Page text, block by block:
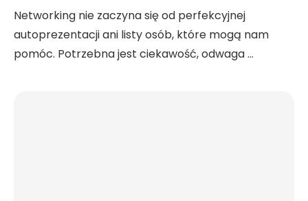
Networking nie zaczyna się od perfekcyjnej
autoprezentacji ani listy osób, które mogą nam
pomóc. Potrzebna jest ciekawość, odwaga …